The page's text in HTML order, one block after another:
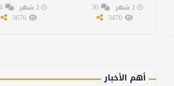
2 شهر 30
3470
2 شهر 44
3676
أهم الأخبار